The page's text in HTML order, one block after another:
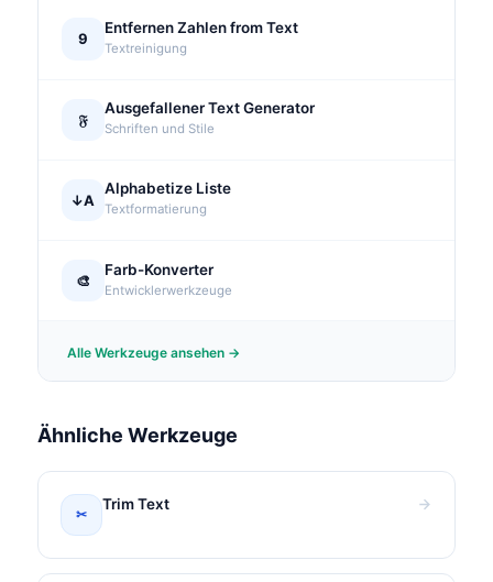
9
Entfernen Zahlen from Text
Textreinigung
𝔉
Ausgefallener Text Generator
Schriften und Stile
↓A
Alphabetize Liste
Textformatierung
🎨
Farb-Konverter
Entwicklerwerkzeuge
Alle Werkzeuge ansehen →
Ähnliche Werkzeuge
✂
Trim Text